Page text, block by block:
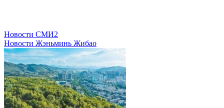
Новости СМИ2
Новости Жэньминь Жибао